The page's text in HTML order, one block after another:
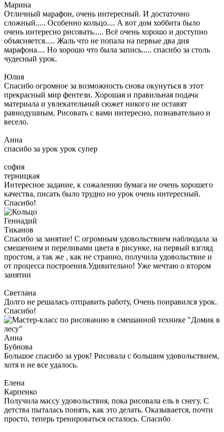
Марина
Отличный марафон, очень интересный. И достаточно
сложный..... Особенно кольцо.... А вот дом хоббита было
очень интересно рисовать..... Всё очень хорошо и доступно
объясняется..... Жаль что не попала на первые два дня
марафона.... Но хорошо что была запись..... спасибо за столь
чудесный урок.
Юлия
Спасибо огромное за возможность снова окунуться в этот
прекрасный мир фентези. Хорошая и правильная подача
материала и увлекательный сюжет никого не оставят
равнодушным. Рисовать с вами интересно, познавательно и
весело.
Анна
спасибо за урок урок супер
софия
терницкая
Интересное задание, к сожалению бумага не очень хорошего
качества, писать было трудно но урок очень интересный.
Спасибо!
Геннадий
Тиканов
Спасибо за занятие! С огромным удовольствием наблюдала за
смешением и переливами цвета в рисунке, на первый взгляд
простом, а так же , как не странно, получила удовольствие и
от процесса построения.Удивительно! Уже мечтаю о втором
занятии
Светлана
Долго не решалась отправить работу, Очень понравился урок.
Спасибо!
Анна
Бубнова
Большое спасибо за урок! Рисовала с большим удовольствием,
хотя и не все удалось.
Елена
Карпенко
Получила массу удовольствия, пока рисовала ель в снегу. С
детства пыталась понять, как это делать. Оказывается, почти
просто, теперь тренироваться осталось. Спасибо